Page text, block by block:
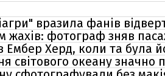
вразила фанів
жахів: фотограф зняв
Ембер Херд, коли та була
світового океану